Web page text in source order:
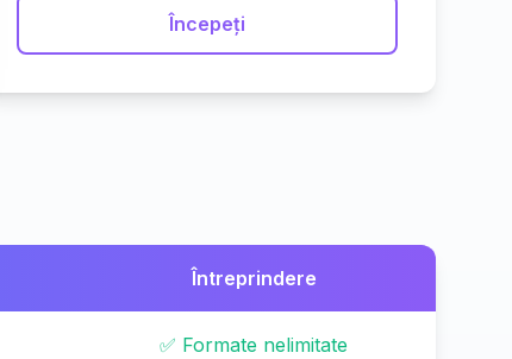
Începeți
Întreprindere
✅ Formate nelimitate